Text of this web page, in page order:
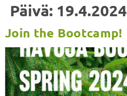
Päivä: 19.4.2024
Join the Bootcamp!